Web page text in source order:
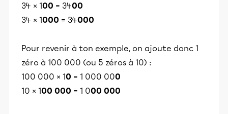
34 × 100 = 3400
34 × 1000 = 34000
Pour revenir à ton exemple, on ajoute donc 1
zéro à 100 000 (ou 5 zéros à 10) :
100 000 × 10 = 1 000 000
10 × 100 000 = 1 000 000